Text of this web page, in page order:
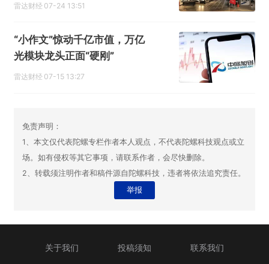
雷达财经 07-24 13:51
“小作文”惊动千亿市值，万亿
光模块龙头正面“硬刚”
雷达财经 07-15 13:27
免责声明：
1、本文仅代表陀螺专栏作者本人观点，不代表陀螺科技观点或立
场。如有侵权等其它事项，请联系作者，会尽快删除。
2、转载须注明作者和稿件源自陀螺科技，违者将依法追究责任。
举报
关于我们 投稿须知 联系我们